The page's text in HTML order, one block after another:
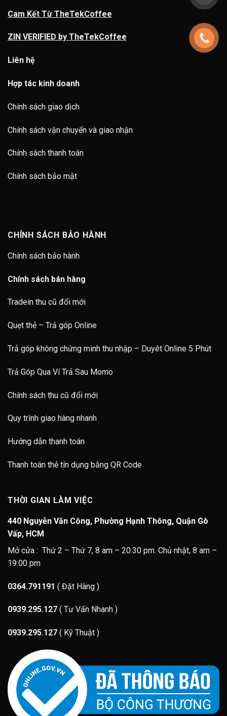
Cam Kết Từ TheTekCoffee
ZIN VERIFIED by TheTekCoffee
Liên hệ
Hợp tác kinh doanh
Chính sách giao dịch
Chính sách vận chuyển và giao nhận
Chính sách thanh toán
Chính sách bảo mật
CHÍNH SÁCH BẢO HÀNH
Chính sách bảo hành
Chính sách bán hàng
Tradein thu cũ đổi mới
Quẹt thẻ – Trả góp Online
Trả góp không chứng minh thu nhập – Duyêt Online 5 Phút
Trả Góp Qua Ví Trả Sau Momo
Chính sách thu cũ đổi mới
Quy trình giao hàng nhanh
Hướng dẫn thanh toán
Thanh toán thẻ tín dụng bằng QR Code
THỜI GIAN LÀM VIỆC
440 Nguyễn Văn Công, Phường Hạnh Thông, Quận Gò
Vấp, HCM
Mở cửa : Thứ 2 – Thứ 7, 8 am – 20:30 pm. Chủ nhật, 8 am –
19:00 pm
0364.791191 ( Đặt Hàng )
0939.295.127 ( Tư Vấn Nhanh )
0939.295.127 ( Kỹ Thuật )